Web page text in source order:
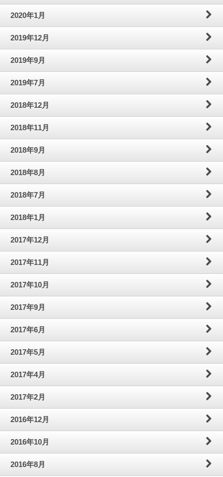
2020年1月
2019年12月
2019年9月
2019年7月
2018年12月
2018年11月
2018年9月
2018年8月
2018年7月
2018年1月
2017年12月
2017年11月
2017年10月
2017年9月
2017年6月
2017年5月
2017年4月
2017年2月
2016年12月
2016年10月
2016年8月